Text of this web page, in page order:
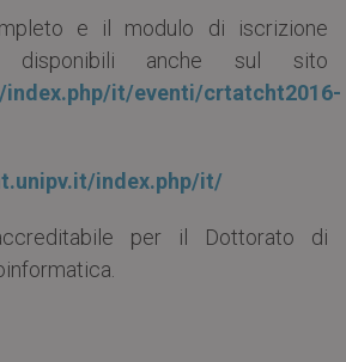
e il modulo di iscrizione
disponibili anche sul sito
it/eventi/crtatcht2016-
index.php/it/
per il Dottorato di